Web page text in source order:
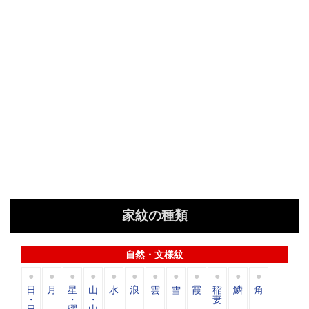
家紋の種類
自然・文様紋
日
・
月 星
・
山
・
水 浪 雲 雪 霞 稲
妻
鱗 角